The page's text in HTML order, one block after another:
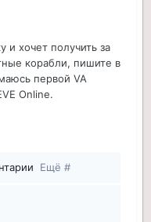
и хочет получить за
корабли, пишите в
первой VA
Online.
Ещё #